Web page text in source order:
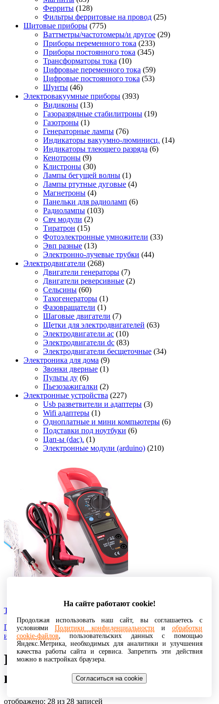
Ферриты (128)
Фильтры ферритовые на провод (25)
Щитовые приборы (775)
Ваттметры/частотомеры/и другое (29)
Приборы переменного тока (233)
Приборы постоянного тока (345)
Трансформаторы тока (10)
Цифровые переменного тока (59)
Цифровые постоянного тока (53)
Шунты (46)
Электровакуумные приборы (393)
Видиконы (13)
Газоразрядные стабилитроны (19)
Газотроны (1)
Генераторные лампы (76)
Индикаторы вакуумно-люминисц. (14)
Индикаторы тлеющего разряда (6)
Кенотроны (9)
Клистроны (30)
Лампы бегущей волны (1)
Лампы ртутные дуговые (4)
Магнетроны (4)
Панельки для радиоламп (6)
Радиолампы (103)
Свч модули (2)
Тиратрон (15)
Фотоэлектронные умножители (33)
Эвп разные (13)
Электронно-лучевые трубки (44)
Электродвигатели (268)
Двигатели генераторы (7)
Двигатели реверсивные (2)
Сельсины (60)
Тахогенераторы (1)
Фазовращатели (1)
Шаговые двигатели (7)
Щетки для электродвигателей (63)
Электродвигатели ac (10)
Электродвигатели dc (83)
Электродвигатели бесщеточные (34)
Электроника для дома (9)
Звонки дверные (1)
Пульты ду (6)
Пьезозажигалки (2)
Электронные устройства (227)
Usb разветвители и адаптеры (3)
Wifi адаптеры (1)
Одноплатные и мини компьютеры (6)
Подставки под ноутбуки (6)
Цап-ы (dac). (1)
Электронные модули (arduino) (210)
Токоизмерительные клещи
Прибор для измерения тока без разрыва цепи, в которой
измеряется ток и без электрического контакта с ней.
Гнёзда под сверхплоский
кабель
отображено: 28 из 28 записей
На сайте работают cookie!
Продолжая использовать наш сайт, вы соглашаетесь с
условиямиПолитики конфиденциальности и обработки
cookie-файлов, пользовательских данных с помощью
Яндекс.Метрика, необходимых для аналитики и улучшения
качества работы сайта и сервиса. Запретить эти действия
можно в настройках браузера.
Согласиться на cookie